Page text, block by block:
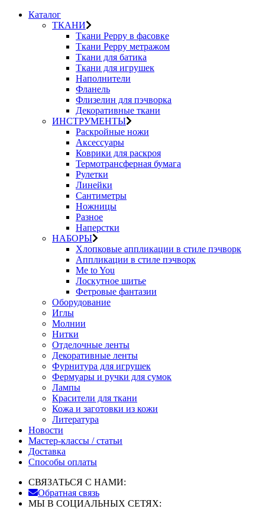
Каталог
ТКАНИ
Ткани Peppy в фасовке
Ткани Peppy метражом
Ткани для батика
Ткани для игрушек
Наполнители
Фланель
Флизелин для пэчворка
Декоративные ткани
ИНСТРУМЕНТЫ
Раскройные ножи
Аксессуары
Коврики для раскроя
Термотрансферная бумага
Рулетки
Линейки
Сантиметры
Ножницы
Разное
Наперстки
НАБОРЫ
Хлопковые аппликации в стиле пэчворк
Аппликации в стиле пэчворк
Me to You
Лоскутное шитье
Фетровые фантазии
Оборудование
Иглы
Молнии
Нитки
Отделочные ленты
Декоративные ленты
Фурнитура для игрушек
Фермуары и ручки для сумок
Лампы
Красители для ткани
Кожа и заготовки из кожи
Литература
Новости
Мастер-классы / статьи
Доставка
Способы оплаты
СВЯЗАТЬСЯ С НАМИ:
Обратная связь
МЫ В СОЦИАЛЬНЫХ СЕТЯХ: